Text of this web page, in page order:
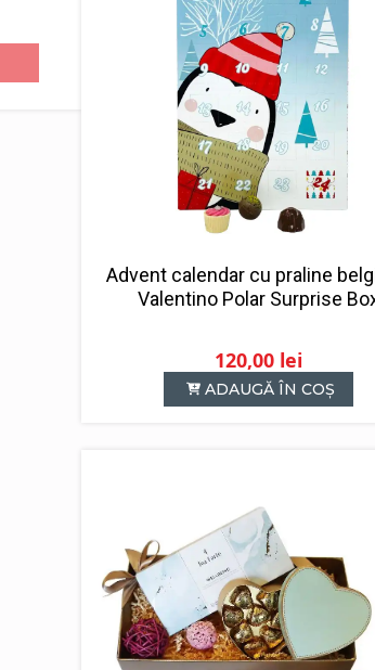
Advent calendar cu praline
Valentino Polar Surprise
120,00 lei
ADAUGĂ ÎN COȘ